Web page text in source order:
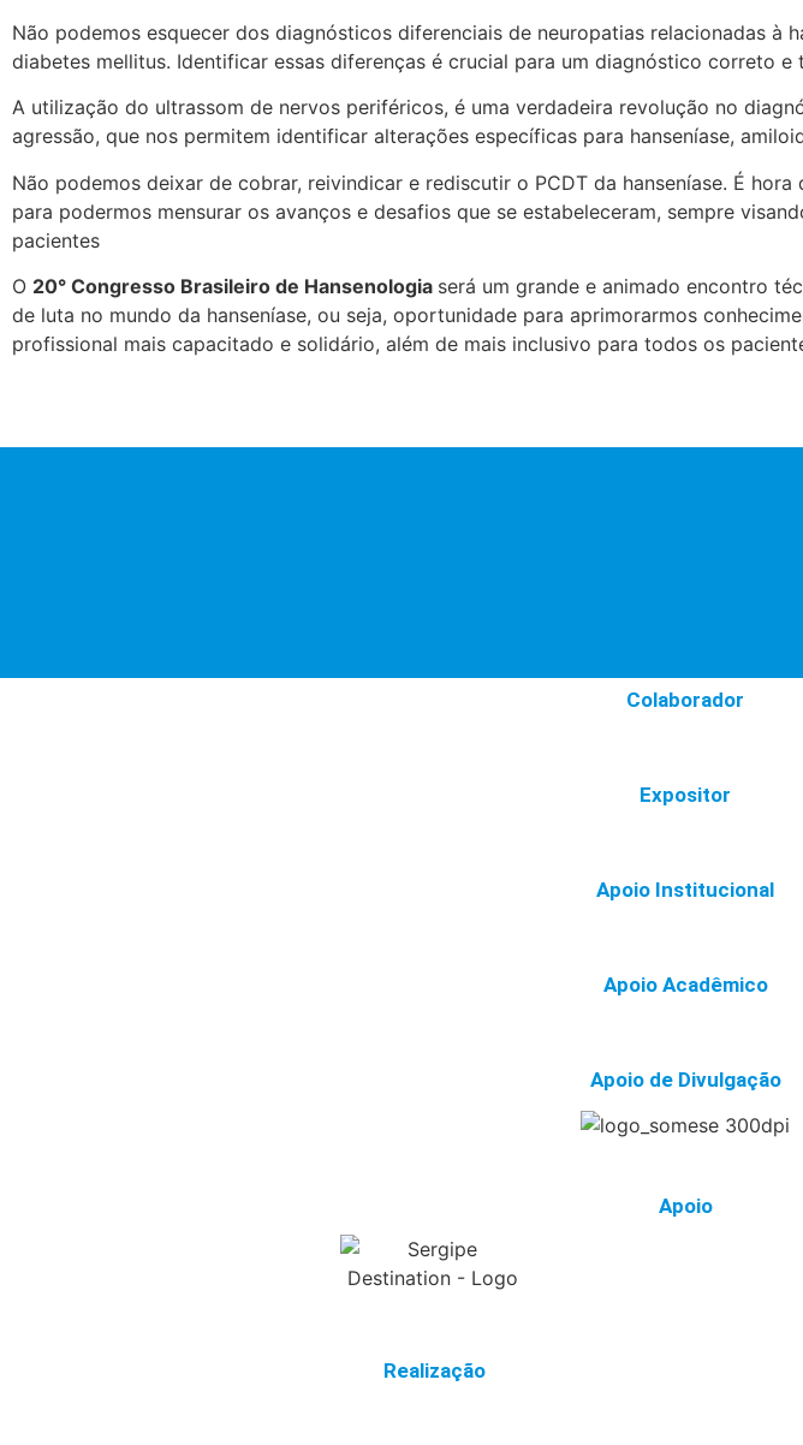
Não podemos esquecer dos diagnósticos diferenciais de neuropatias relacionadas à
diabetes mellitus. Identificar essas diferenças é crucial para um diagnóstico correto e
A utilização do ultrassom de nervos periféricos, é uma verdadeira revolução no
agressão, que nos permitem identificar alterações específicas para hanseníase,
Não podemos deixar de cobrar, reivindicar e rediscutir o PCDT da hanseníase. É
para podermos mensurar os avanços e desafios que se estabeleceram, sempre
pacientes
O 20° Congresso Brasileiro de Hansenologia será um grande e animado encontro
de luta no mundo da hanseníase, ou seja, oportunidade para aprimorarmos
profissional mais capacitado e solidário, além de mais inclusivo para todos os
Colaborador
Expositor
Apoio Institucional
Apoio Acadêmico
Apoio de Divulgação
Apoio
Realização